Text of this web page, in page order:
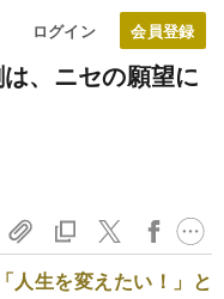
ログイン
、 ニセの願望に
人生を変えたい！」と